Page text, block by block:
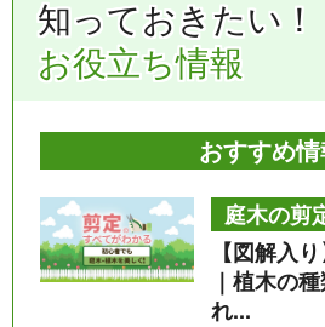
知っておきたい！
お役立ち情報
おすすめ
庭木の剪
【図解入
｜植木の
れ...